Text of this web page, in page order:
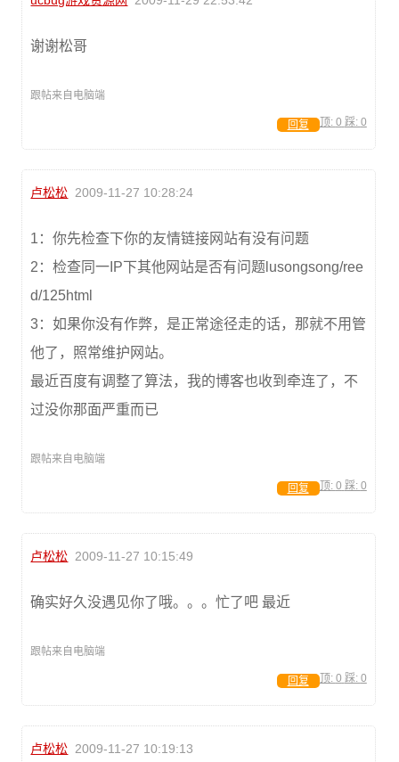
谢谢松哥
跟帖来自电脑端
顶: 0 踩: 0
回复
卢松松 2009-11-27 10:28:24
1：你先检查下你的友情链接网站有没有问题
2：检查同一IP下其他网站是否有问题lusongsong/ree
d/125html
3：如果你没有作弊，是正常途径走的话，那就不用管
他了，照常维护网站。
最近百度有调整了算法，我的博客也收到牵连了，不
过没你那面严重而已
跟帖来自电脑端
顶: 0 踩: 0
回复
卢松松 2009-11-27 10:15:49
确实好久没遇见你了哦。。。忙了吧 最近
跟帖来自电脑端
顶: 0 踩: 0
回复
卢松松 2009-11-27 10:19:13